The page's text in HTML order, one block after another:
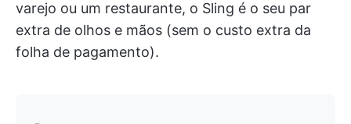
varejo ou um restaurante, o Sling é o seu par
extra de olhos e mãos (sem o custo extra da
folha de pagamento).